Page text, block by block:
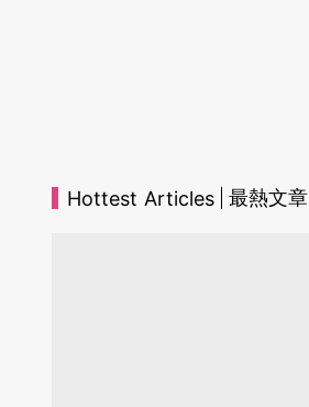
Hottest Articles 最熱文章